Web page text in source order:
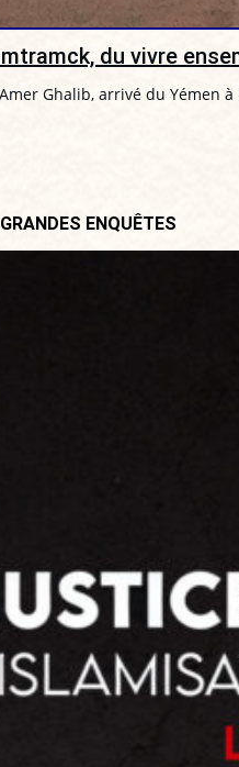
du vivre
Ghalib, arrivé du Yémen
ENQUÊTES